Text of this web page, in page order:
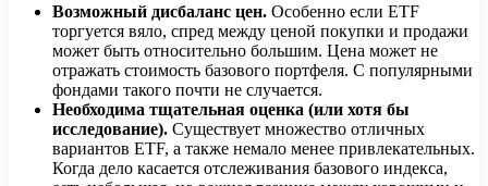
Возможный дисбаланс цен. Особенно если ETF
торгуется вяло, спред между ценой покупки и продажи
может быть относительно большим. Цена может не
отражать стоимость базового портфеля. С популярными
фондами такого почти не случается.
Необходима тщательная оценка (или хотя бы
исследование). Существует множество отличных
вариантов ETF, а также немало менее привлекательных.
Когда дело касается отслеживания базового индекса,